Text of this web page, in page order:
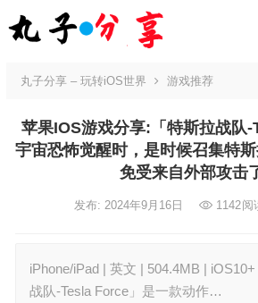
丸子分享 – 玩转iOS世界 游戏推荐
苹果IOS游戏分享:「特斯拉战队
宇宙恐怖觉醒时，是时候召集特
免受来自外部攻击
发布: 2024年9月16日 1142阅
iPhone/iPad | 英文 | 504.4MB |
战队-Tesla Force」是一款动作…